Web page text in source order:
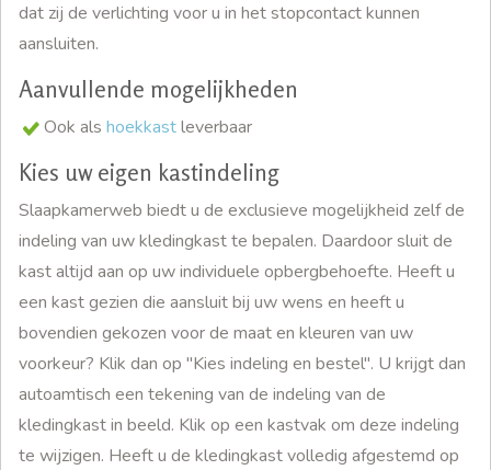
dat zij de verlichting voor u in het stopcontact kunnen
aansluiten.
Aanvullende mogelijkheden
Ook als hoekkastleverbaar
Kies uw eigen kastindeling
Slaapkamerweb biedt u de exclusieve mogelijkheid zelf de
indeling van uw kledingkast te bepalen. Daardoor sluit de
kast altijd aan op uw individuele opbergbehoefte. Heeft u
een kast gezien die aansluit bij uw wens en heeft u
bovendien gekozen voor de maat en kleuren van uw
voorkeur? Klik dan op "Kies indeling en bestel". U krijgt dan
autoamtisch een tekening van de indeling van de
kledingkast in beeld. Klik op een kastvak om deze indeling
te wijzigen. Heeft u de kledingkast volledig afgestemd op